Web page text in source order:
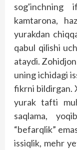
sog'inchning
kamtarona,
yurakdan
qabul qilishi
ataydi.
uning ichidagi
fikrni bildirgan.
yurak tafti
saqlama,
“befarqlik”
issiqlik, mehr